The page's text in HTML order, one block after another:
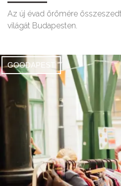
Az új évad örömére
világát Budapesten.
GOODAPEST